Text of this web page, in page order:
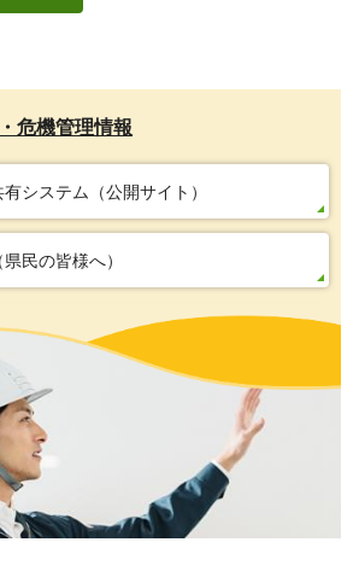
危機管理情報
システム（公開サイト）
民の皆様へ）